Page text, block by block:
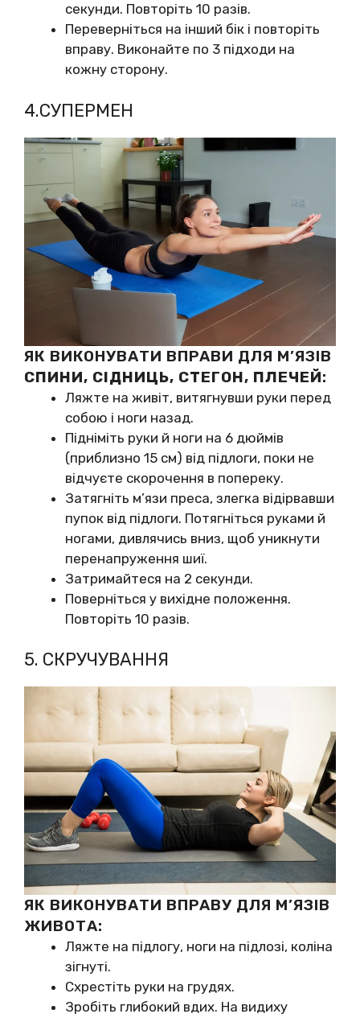
секунди. Повторіть 10 разів.
Переверніться на інший бік і повторіть
вправу. Виконайте по 3 підходи на
кожну сторону.
4.СУПЕРМЕН
ЯК ВИКОНУВАТИ ВПРАВИ ДЛЯ М’ЯЗІВ
СПИНИ, СІДНИЦЬ, СТЕГОН, ПЛЕЧЕЙ:
Ляжте на живіт, витягнувши руки перед
собою і ноги назад.
Підніміть руки й ноги на 6 дюймів
(приблизно 15 см) від підлоги, поки не
відчуєте скорочення в попереку.
Затягніть м’язи преса, злегка відірвавши
пупок від підлоги. Потягніться руками й
ногами, дивлячись вниз, щоб уникнути
перенапруження шиї.
Затримайтеся на 2 секунди.
Поверніться у вихідне положення.
Повторіть 10 разів.
5. СКРУЧУВАННЯ
ЯК ВИКОНУВАТИ ВПРАВУ ДЛЯ М’ЯЗІВ
ЖИВОТА:
Ляжте на підлогу, ноги на підлозі, коліна
зігнуті.
Схрестіть руки на грудях.
Зробіть глибокий вдих. На видиху